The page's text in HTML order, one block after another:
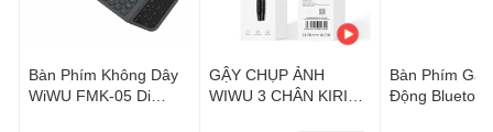
Bàn Phím Không Dây
WiWU FMK-05 Di
GẬY CHỤP ẢNH
WIWU 3 CHÂN KIRINL
Bàn Phím
Động